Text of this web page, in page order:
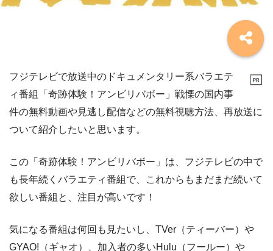
フジテレビで放送中のドキュメンタリー系バラエテ
ィ番組「奇跡体験！アンビリバボー」戦慄の国内事
件の無料動画や見逃し配信などの無料視聴方法、再放送に
ついて紹介したいと思います。
この「奇跡体験！アンビリバボー」は、フジテレビの中で
も長年続くバラエティ番組で、これからもまだまだ続いて
欲しい番組と、注目が高いです！
気になる番組は何回も見たいし、TVer（ティーバー）や
GYAO!（ギャオ）、加入者の多いHulu（フールー）や